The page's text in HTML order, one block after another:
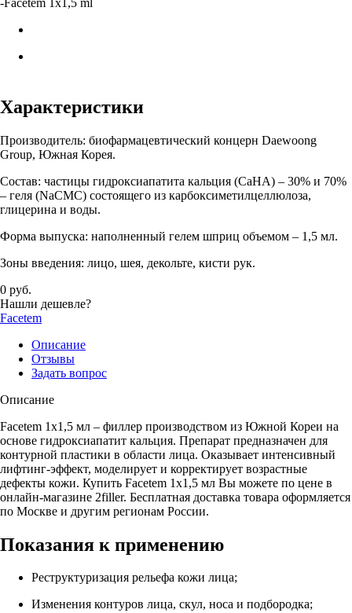
Характеристики
Производитель: биофармацевтический концерн Daewoong
Group, Южная Корея.
Состав: частицы гидроксиапатита кальция (СаНА) – 30% и 70%
– геля (NаСМС) состоящего из карбоксиметилцеллюлоза,
глицерина и воды.
Форма выпуска: наполненный гелем шприц объемом – 1,5 мл.
Зоны введения: лицо, шея, декольте, кисти рук.
0 руб.
Нашли дешевле?
Facetem
Описание
Отзывы
Задать вопрос
Описание
Facetem 1x1,5 мл – филлер производством из Южной Кореи на
основе гидроксиапатит кальция. Препарат предназначен для
контурной пластики в области лица. Оказывает интенсивный
лифтинг-эффект, моделирует и корректирует возрастные
дефекты кожи. Купить Facetem 1x1,5 мл Вы можете по цене в
онлайн-магазине 2filler. Бесплатная доставка товара оформляется
по Москве и другим регионам России.
Показания к применению
Реструктуризация рельефа кожи лица;
Изменения контуров лица, скул, носа и подбородка;